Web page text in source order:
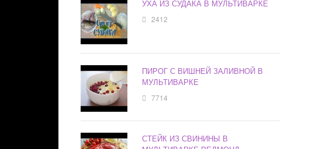
УХА ИЗ СУДАКА В МУЛЬТИВАРКЕ
2412
ПИРОГ С ВИШНЕЙ ЗАЛИВНОЙ В
МУЛЬТИВАРКЕ
7714
СТЕЙК ИЗ СВИНИНЫ В